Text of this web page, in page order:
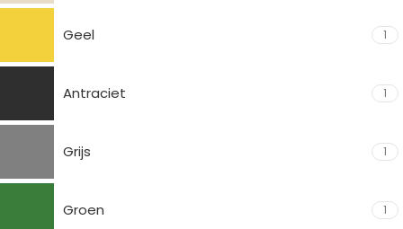
Geel 1
Antraciet 1
Grijs 1
Groen 1